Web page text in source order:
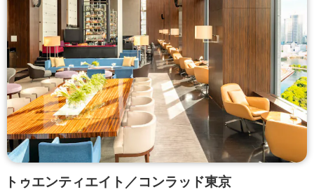
トゥエンティエイト／コンラッド東京